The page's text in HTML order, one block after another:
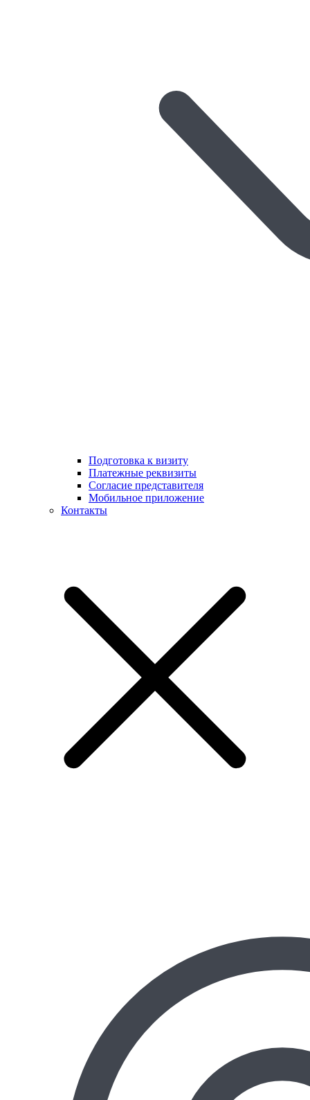
Подготовка к визиту
Платежные реквизиты
Согласие представителя
Мобильное приложение
Контакты